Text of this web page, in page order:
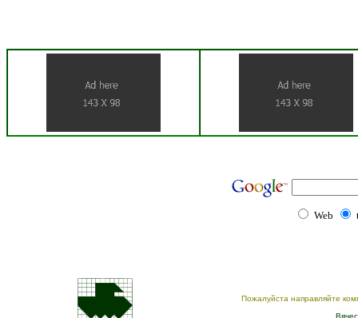
Web
Пожалуйста направляйте